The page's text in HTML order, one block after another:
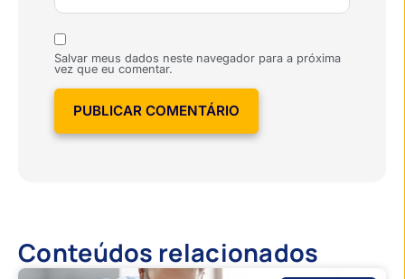
Salvar meus dados neste navegador para a próxima
vez que eu comentar.
Conteúdos relacionados